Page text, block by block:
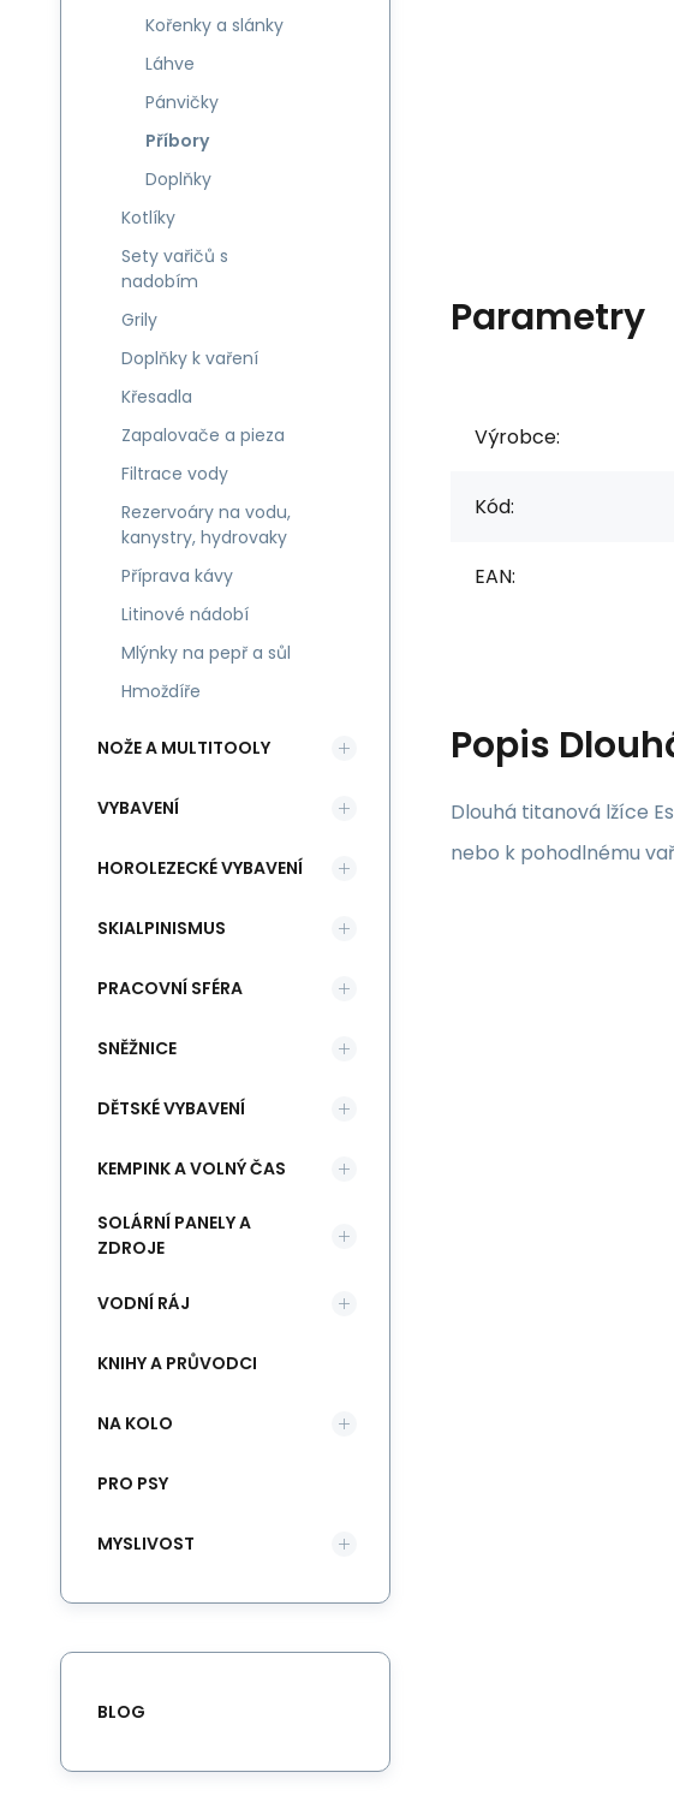
Parametry
Výrobce:
Kód:
EAN:
Popis
Dlouhá titanová lžíce
nebo k pohodlnému
Kořenky a slánky
Láhve
Pánvičky
Příbory
Doplňky
Kotlíky
Sety vařičů s
nadobím
Grily
Doplňky k vaření
Křesadla
Zapalovače a pieza
Filtrace vody
Rezervoáry na vodu,
kanystry, hydrovaky
Příprava kávy
Litinové nádobí
Mlýnky na pepř a sůl
Hmoždíře
NOŽE A MULTITOOLY
VYBAVENÍ
HOROLEZECKÉ VYBAVENÍ
SKIALPINISMUS
PRACOVNÍ SFÉRA
SNĚŽNICE
DĚTSKÉ VYBAVENÍ
KEMPINK A VOLNÝ ČAS
SOLÁRNÍ PANELY A
ZDROJE
VODNÍ RÁJ
KNIHY A PRŮVODCI
NA KOLO
PRO PSY
MYSLIVOST
BLOG